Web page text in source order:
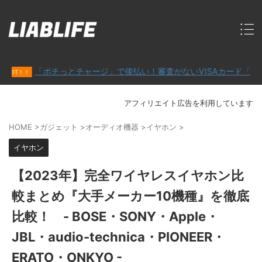
ポチっとチャージ」で後払い！審査がないVISAカード「バンドルカ
アフィリエイト広告を利用しています
HOME >ガジェット >オーディオ機器 >イヤホン >
イヤホン
【2023年】完全ワイヤレスイヤホン比
較まとめ『大手メーカー10機種』を徹底
比較！ - BOSE・SONY・Apple・
JBL・audio-technica・PIONEER・
ERATO・ONKYO -